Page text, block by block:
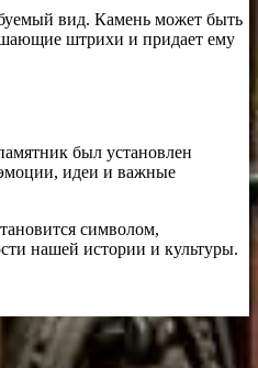
вид. Камень может быть
штрихи и придает ему
был установлен
идеи и важные
символом,
нашей истории и культуры.